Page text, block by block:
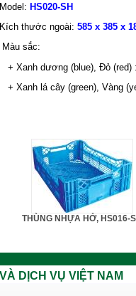
HS020-SH
thước ngoài: 585 x 385 x
Màu sắc:
Xanh dương (blue), Đỏ (red)
Xanh lá cây (green), Vàng
THÙNG NHỰA HỞ, HS016-
DỊCH VỤ VIỆT NAM